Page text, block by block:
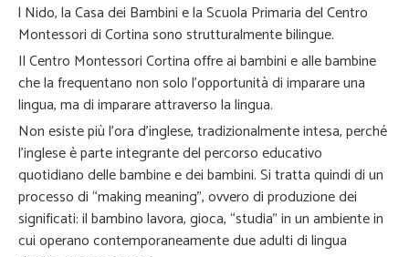
l Nido, la Casa dei Bambini e la Scuola Primaria del Centro
Montessori di Cortina sono strutturalmente bilingue.
Il Centro Montessori Cortina offre ai bambini e alle bambine
che la frequentano non solo l’opportunità di imparare una
lingua, ma di imparare attraverso la lingua.
Non esiste più l’ora d’inglese, tradizionalmente intesa, perché
l’inglese è parte integrante del percorso educativo
quotidiano delle bambine e dei bambini. Si tratta quindi di un
processo di “making meaning”, ovvero di produzione dei
significati: il bambino lavora, gioca, “studia” in un ambiente in
cui operano contemporaneamente due adulti di lingua